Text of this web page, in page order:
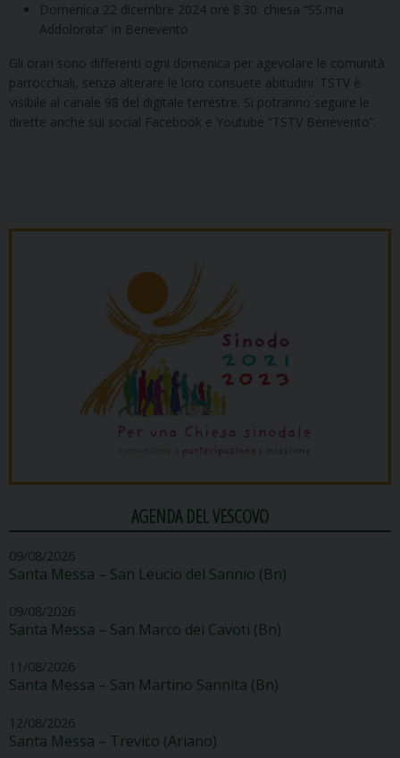
Domenica 22 dicembre 2024 ore 8.30: chiesa “SS.ma
Addolorata” in Benevento
Gli orari sono differenti ogni domenica per agevolare le comunità
parrocchiali, senza alterare le loro consuete abitudini. TSTV è
visibile al canale 98 del digitale terrestre. Si potranno seguire le
dirette anche sui social Facebook e Youtube “TSTV Benevento”.
AGENDA DEL VESCOVO
09/08/2026
Santa Messa – San Leucio del Sannio (Bn)
09/08/2026
Santa Messa – San Marco dei Cavoti (Bn)
11/08/2026
Santa Messa – San Martino Sannita (Bn)
12/08/2026
Santa Messa – Trevico (Ariano)